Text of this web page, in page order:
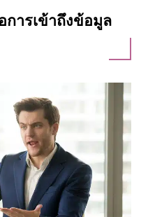
การเข้าถึงข้อมูล